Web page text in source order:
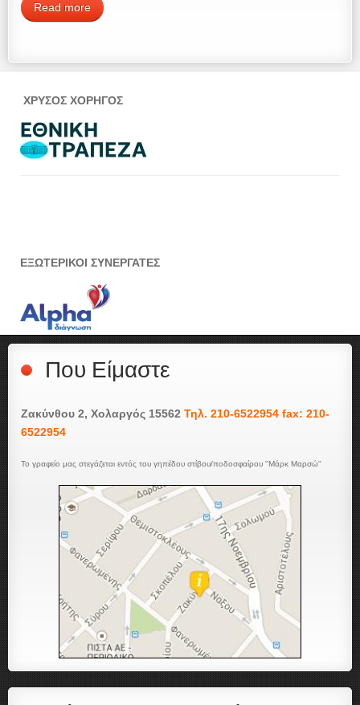
Read more
ΧΡΥΣΟΣ ΧΟΡΗΓΟΣ
ΕΞΩΤΕΡΙΚΟΙ ΣΥΝΕΡΓΑΤΕΣ
Που Είμαστε
Ζακύνθου 2, Χολαργός 15562 Τηλ. 210-6522954 fax: 210-
6522954
Το γραφείο μας στεγάζεται εντός του γηπέδου στίβου/ποδοσφαίρου "Μάρκ Μαρσώ"